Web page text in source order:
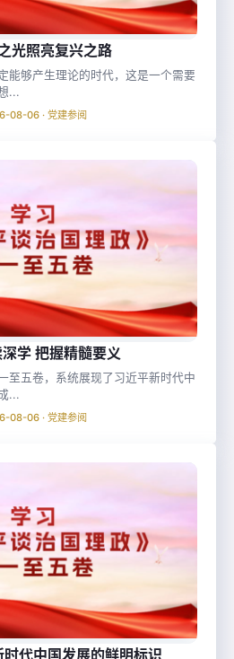
光照亮复兴之路
能够产生理论的时代，这是一个需要
...
08-06 · 党建参阅
学 把握精髓要义
至五卷，系统展现了习近平新时代中
...
08-06 · 党建参阅
代中国发展的鲜明标识